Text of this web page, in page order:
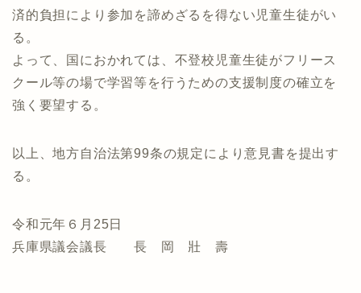
済的負担により参加を諦めざるを得ない児童生徒がい
る。
よって、国におかれては、不登校児童生徒がフリース
クール等の場で学習等を行うための支援制度の確立を
強く要望する。
以上、地方自治法第99条の規定により意見書を提出す
る。
令和元年６月25日
兵庫県議会議長 長 岡 壯 壽